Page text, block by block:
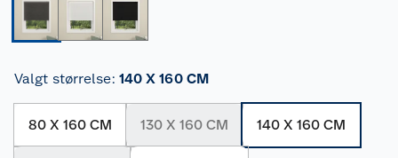
Valgt størrelse: 140 X 160 CM
80 X 160 CM 130 X 160 CM 140 X 160 CM